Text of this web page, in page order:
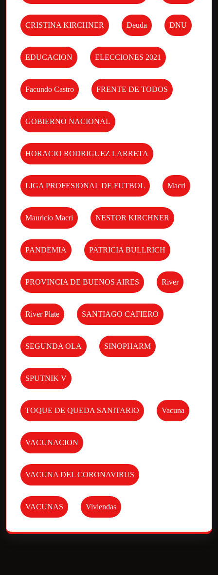
CRISTINA KIRCHNER Deuda DNU
EDUCACION ELECCIONES 2021
Facundo Castro FRENTE DE TODOS
GOBIERNO NACIONAL
HORACIO RODRIGUEZ LARRETA
LIGA PROFESIONAL DE FUTBOL Macri
Mauricio Macri NESTOR KIRCHNER
PANDEMIA PATRICIA BULLRICH
PROVINCIA DE BUENOS AIRES River
River Plate SANTIAGO CAFIERO
SEGUNDA OLA SINOPHARM
SPUTNIK V
TOQUE DE QUEDA SANITARIO Vacuna
VACUNACION
VACUNA DEL CORONAVIRUS
VACUNAS Viviendas